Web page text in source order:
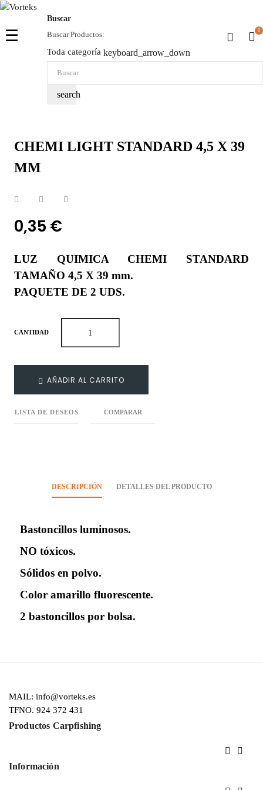
Navegación
palanca
☰ 0
Buscar
Buscar Productos:
Toda categoría keyboard_arrow_down
search
CHEMI LIGHT STANDARD 4,5 X 39
MM
0,35 €
LUZ QUIMICA CHEMI STANDARD
TAMAÑO 4,5 X 39 mm.
PAQUETE DE 2 UDS.
CANTIDAD
AÑADIR AL CARRITO
LISTA DE DESEOS COMPARAR
DESCRIPCIÓN DETALLES DEL PRODUCTO
Bastoncillos luminosos.
NO tóxicos.
Sólidos en polvo.
Color amarillo fluorescente.
2 bastoncillos por bolsa.
MAIL: info@vorteks.es
TFNO. 924 372 431
Productos Carpfishing


Información